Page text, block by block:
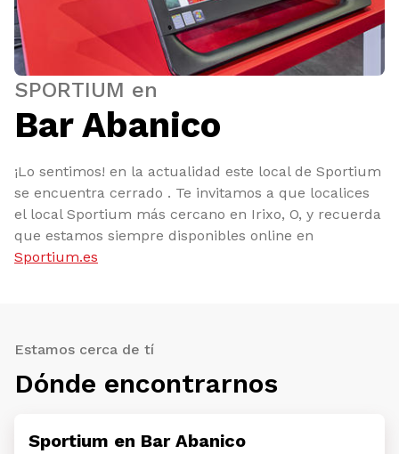
SPORTIUM en
Bar Abanico
¡Lo sentimos! en la actualidad este local de Sportium
se encuentra cerrado . Te invitamos a que localices
el local Sportium más cercano en Irixo, O, y recuerda
que estamos siempre disponibles online en
Sportium.es
Estamos cerca de tí
Dónde encontrarnos
Sportium en Bar Abanico